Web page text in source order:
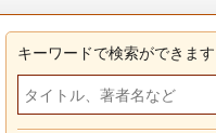
キーワードで検索ができます